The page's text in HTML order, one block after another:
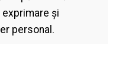
şi
personal.